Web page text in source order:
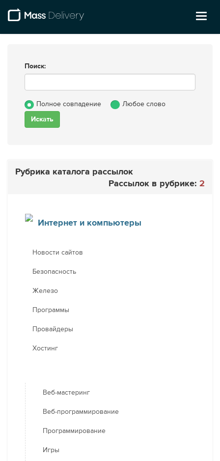
Поиск:
Полное совпадение Любое слово
Рубрика каталога рассылок
Рассылок в рубрике: 2
Интернет и компьютеры
Новости сайтов
Безопасность
Железо
Программы
Провайдеры
Хостинг
Веб-мастеринг
Веб-программирование
Программирование
Игры